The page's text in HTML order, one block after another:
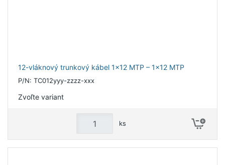
12-vláknový trunkový kábel 1x12 MTP – 1x12 MTP
P/N: TC012yyy-zzzz-xxx
Zvoľte variant
ks